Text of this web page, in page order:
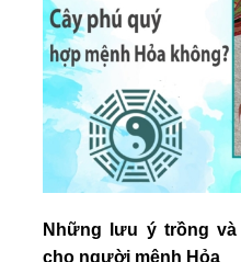
Những lưu ý trồng
cho người mệnh Hỏa